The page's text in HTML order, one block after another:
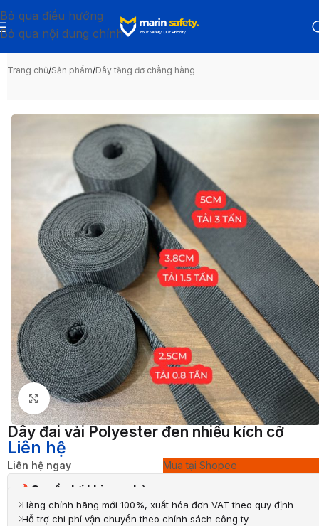
Bỏ qua điều hướng
Bỏ qua nội dung chính
Trang chủ/Sản phẩm/Dây tăng đơ chằng hàng
Nhấp để phóng to
Dây đai vải Polyester đen nhiều kích cỡ
Liên hệ
Liên hệ ngay Mua tại Shopee
Quyền lợi khi mua hàng
Hàng chính hãng mới 100%, xuất hóa đơn VAT theo quy định
Hỗ trợ chi phí vận chuyển theo chính sách công ty